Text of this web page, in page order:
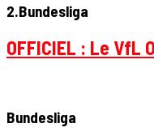
2.Bundesliga
OFFICIEL : Le
Bundesliga